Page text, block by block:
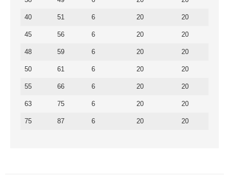
40 51 6 20 20
45 56 6 20 20
48 59 6 20 20
50 61 6 20 20
55 66 6 20 20
63 75 6 20 20
75 87 6 20 20